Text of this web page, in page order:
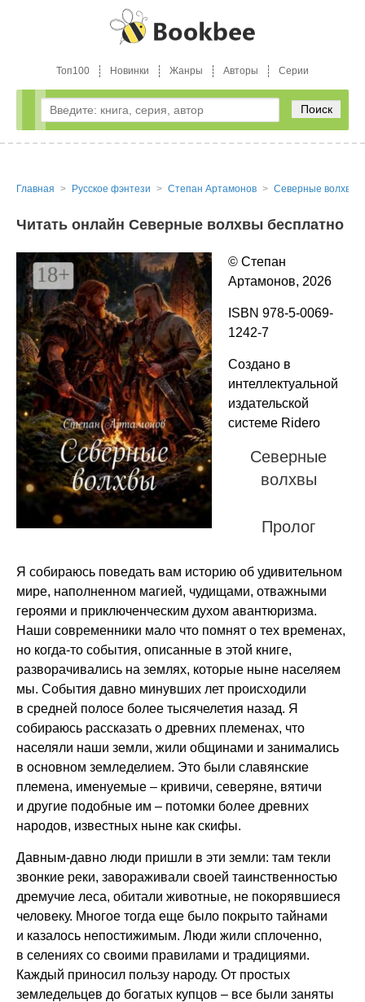
Топ100 Новинки Жанры Авторы Серии
Поиск
Главная Русское фэнтези Степан Артамонов Северные волхвы
Читать онлайн Северные волхвы бесплатно
© Степан
Артамонов, 2026
ISBN 978-5-0069-
1242-7
Создано в
интеллектуальной
издательской
системе Ridero
Северные
волхвы
Пролог
Я собираюсь поведать вам историю об удивительном
мире, наполненном магией, чудищами, отважными
героями и приключенческим духом авантюризма.
Наши современники мало что помнят о тех временах,
но когда-то события, описанные в этой книге,
разворачивались на землях, которые ныне населяем
мы. События давно минувших лет происходили
в средней полосе более тысячелетия назад. Я
собираюсь рассказать о древних племенах, что
населяли наши земли, жили общинами и занимались
в основном земледелием. Это были славянские
племена, именуемые – кривичи, северяне, вятичи
и другие подобные им – потомки более древних
народов, известных ныне как скифы.
Давным-давно люди пришли в эти земли: там текли
звонкие реки, завораживали своей таинственностью
дремучие леса, обитали животные, не покорявшиеся
человеку. Многое тогда еще было покрыто тайнами
и казалось непостижимым. Люди жили сплоченно,
в селениях со своими правилами и традициями.
Каждый приносил пользу народу. От простых
земледельцев до богатых купцов – все были заняты